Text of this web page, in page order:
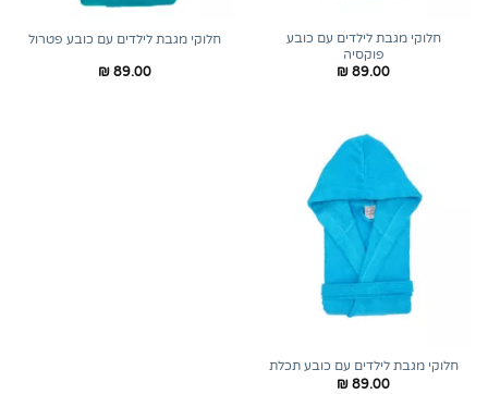
חלוקי מגבת לילדים עם כובע
פוקסיה
₪ 89.00
חלוקי מגבת לילדים עם כובע פטרול
₪ 89.00
חלוקי מגבת לילדים עם כובע תכלת
₪ 89.00